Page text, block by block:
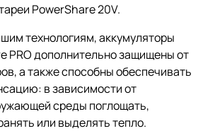
PowerShare 20V.
технологиям, аккумуляторы
PRO дополнительно защищены от
а также способны обеспечивать
в зависимости от
среды поглощать,
или выделять тепло.